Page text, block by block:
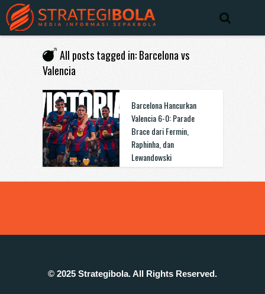
All posts tagged in: Barcelona vs
Valencia
Barcelona Hancurkan
Valencia 6-0: Parade
Brace dari Fermin,
Raphinha, dan
Lewandowski
© 2025 Strategibola. All Rights Reserved.